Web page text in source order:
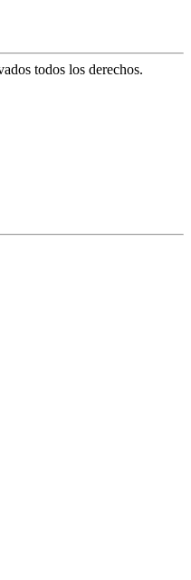
todos los derechos.